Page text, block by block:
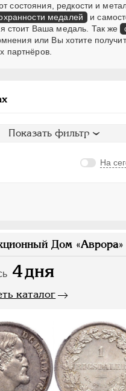
состояния, редкости и
медалей и
стоит Ваша медаль. Так же
или Вы хотите
партнёров.
Показать фильтр
На
Дом «Аврора»
4дня
каталог